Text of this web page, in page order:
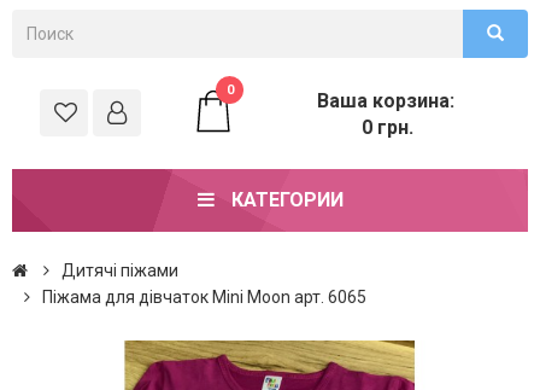
0
Ваша корзина:
0 грн.
КАТЕГОРИИ
Дитячі піжами
Піжама для дівчаток Mini Moon арт. 6065